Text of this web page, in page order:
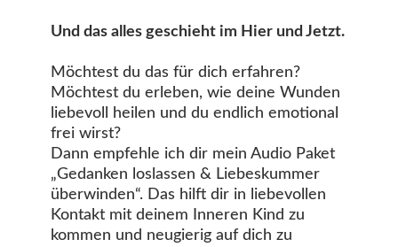
Und das alles geschieht im Hier und Jetzt.
Möchtest du das für dich erfahren?
Möchtest du erleben, wie deine Wunden
liebevoll heilen und du endlich emotional
frei wirst?
Dann empfehle ich dir mein Audio Paket
„Gedanken loslassen & Liebeskummer
überwinden“. Das hilft dir in liebevollen
Kontakt mit deinem Inneren Kind zu
kommen und neugierig auf dich zu